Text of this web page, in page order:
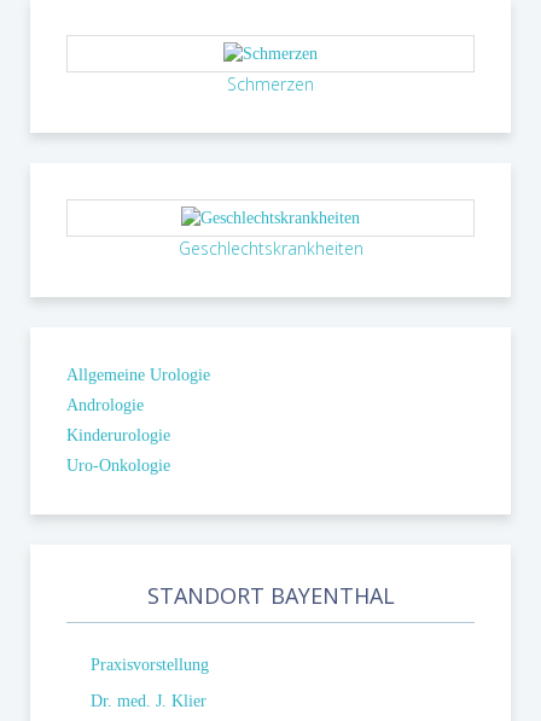
Schmerzen
Geschlechtskrankheiten
Allgemeine Urologie
Andrologie
Kinderurologie
Uro-Onkologie
STANDORT BAYENTHAL
Praxisvorstellung
Dr. med. J. Klier